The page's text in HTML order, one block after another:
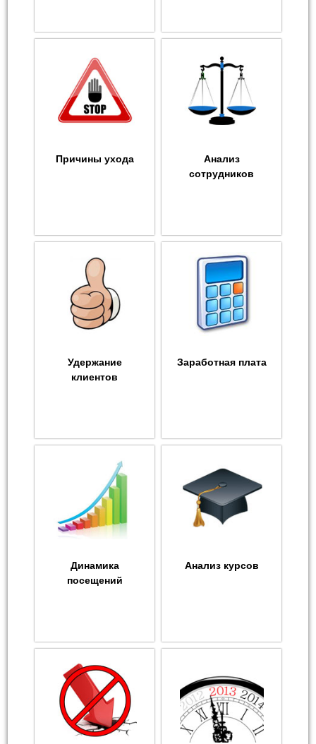
Причины ухода
Анализ
сотрудников
Удержание
клиентов
Заработная плата
Динамика
посещений
Анализ курсов